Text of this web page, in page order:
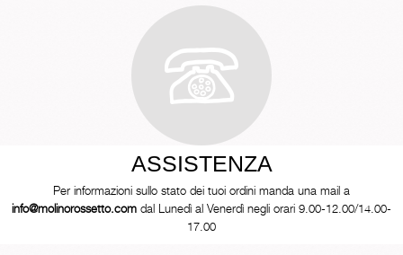
ASSISTENZA
Per informazioni sullo stato dei tuoi ordini manda una mail a
info@molinorossetto.com dal Lunedì al Venerdì negli orari 9.00-12.00/14.00-
17.00